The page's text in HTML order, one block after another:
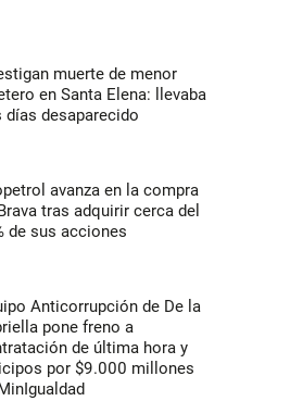
muerte de menor
en Santa Elena: llevaba
días desaparecido
avanza en la compra
tras adquirir cerca del
de sus acciones
Anticorrupción de De la
pone freno a
de última hora y
por $9.000 millones